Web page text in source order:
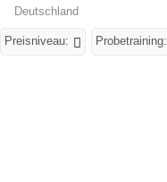
Deutschland
Preisniveau: Probetraining: